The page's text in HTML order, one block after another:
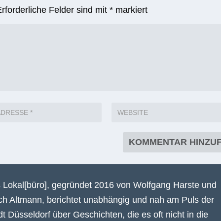
Felder sind mit* markiert
Lokal[büro], gegründet 2016 von Wolfgang Harste und
Altmann, berichtet unabhängig und nah am Puls der
Düsseldorf über Geschichten, die es oft nicht in die